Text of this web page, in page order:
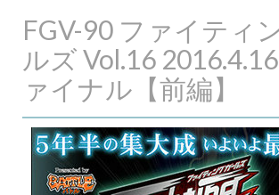
FGV-90 ファイティ
ルズ Vol.16
ァイナル【前編】